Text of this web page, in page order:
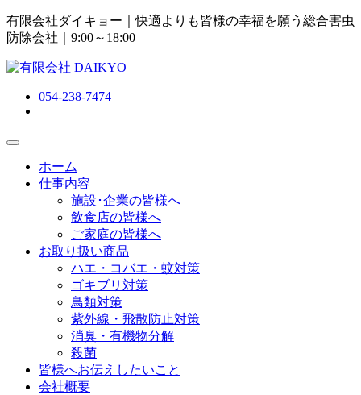
有限会社ダイキョー｜快適よりも皆様の幸福を願う総合害虫
防除会社 ｜9:00～18:00
054-238-7474
ホーム
仕事内容
施設･企業の皆様へ
飲食店の皆様へ
ご家庭の皆様へ
お取り扱い商品
ハエ・コバエ・蚊対策
ゴキブリ対策
鳥類対策
紫外線・飛散防止対策
消臭・有機物分解
殺菌
皆様へお伝えしたいこと
会社概要